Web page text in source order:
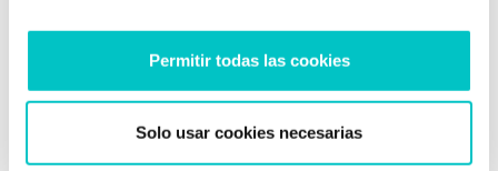
Permitir todas las cookies
Solo usar cookies necesarias
31/08/2020
potenciarlo